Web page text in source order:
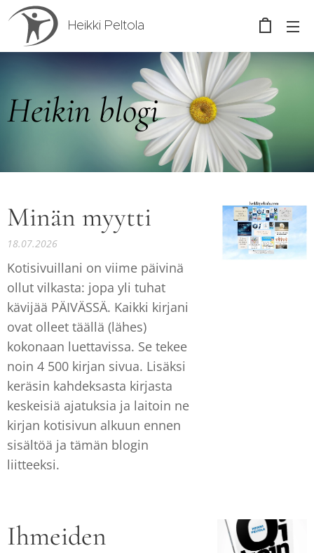
Heikki Peltola
Heikin blogi
Minän myytti
18.07.2026
Kotisivuillani on viime päivinä
ollut vilkasta: jopa yli tuhat
kävijää PÄIVÄSSÄ. Kaikki kirjani
ovat olleet täällä (lähes)
kokonaan luettavissa. Se tekee
noin 4 500 kirjan sivua. Lisäksi
keräsin kahdeksasta kirjasta
keskeisiä ajatuksia ja laitoin ne
kirjan kotisivun alkuun ennen
sisältöä ja tämän blogin
liitteeksi.
Ihmeiden